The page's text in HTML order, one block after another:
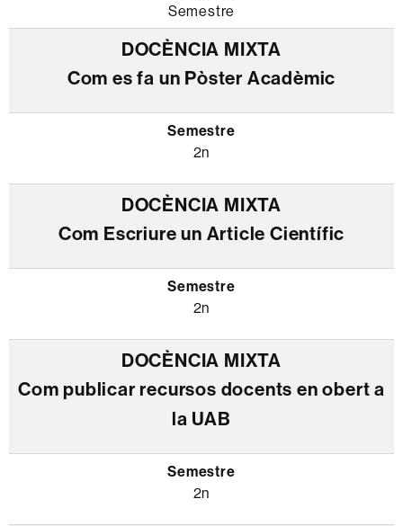
Semestre
Com es fa un Pòster Acadèmic
2n
Com Escriure un Article Científic
2n
Com publicar recursos docents en obert a
la UAB
2n